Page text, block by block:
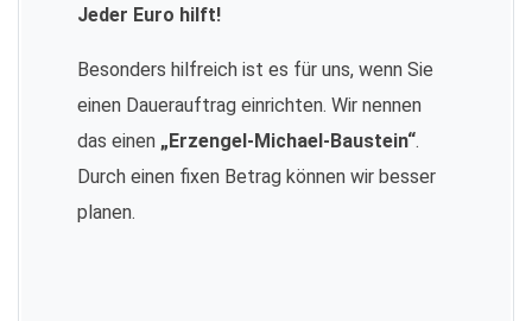
Jeder Euro hilft!
Besonders hilfreich ist es für uns, wenn Sie
einen Dauerauftrag einrichten. Wir nennen
das einen „Erzengel-Michael-Baustein“.
Durch einen fixen Betrag können wir besser
planen.